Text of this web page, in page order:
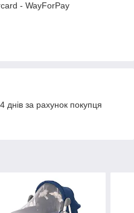
- WayForPay
за рахунок покупця